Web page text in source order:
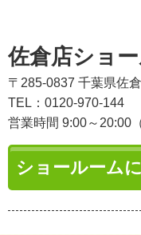
佐倉店ショ
〒285-0837 千葉県佐
TEL：0120-970-144
営業時間 9:00～20:00
ショールーム